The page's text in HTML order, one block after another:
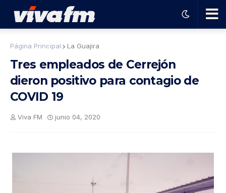
el
pro
Página Principal La Guajira
Tres empleados de Cerrejón
dieron positivo para contagio de
COVID 19
Viva FM junio 04, 2020